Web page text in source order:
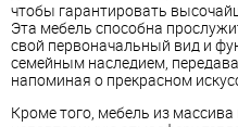
чтобы гарантировать
Эта мебель способна
свой первоначальный вид и
семейным наследием,
напоминая о прекрасном
Кроме того, мебель из массива